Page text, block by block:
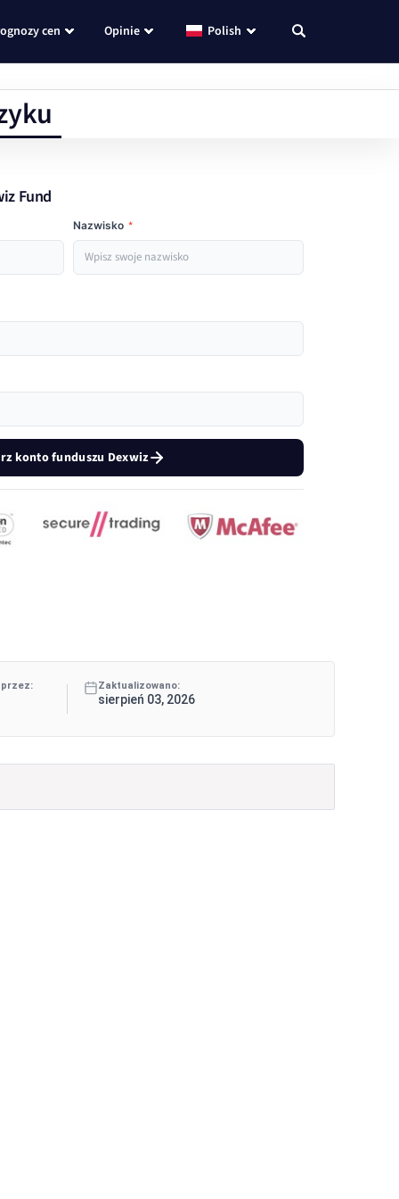
cen Opinie Polish
Fund
Nazwisko *
konto funduszu Dexwiz
Zaktualizowano:
sierpień 03, 2026